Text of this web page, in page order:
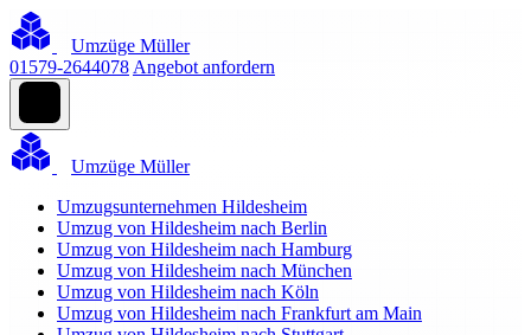
Umzüge Müller
01579-2644078 Angebot anfordern
Umzüge Müller
Umzugsunternehmen Hildesheim
Umzug von Hildesheim nach Berlin
Umzug von Hildesheim nach Hamburg
Umzug von Hildesheim nach München
Umzug von Hildesheim nach Köln
Umzug von Hildesheim nach Frankfurt am Main